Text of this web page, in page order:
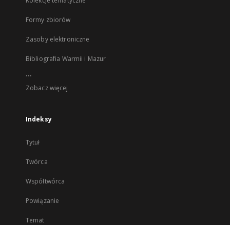
Formy zbiorów
Zasoby elektroniczne
Bibliografia Warmii i Mazur
...
Zobacz więcej
Indeksy
Tytuł
Twórca
Współtwórca
Powiązanie
Temat